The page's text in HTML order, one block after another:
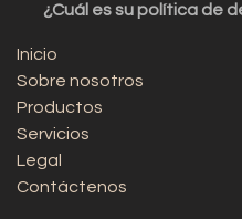
¿Cuál es su política de
Inicio
Sobre nosotros
Productos
Servicios
Legal
Contáctenos